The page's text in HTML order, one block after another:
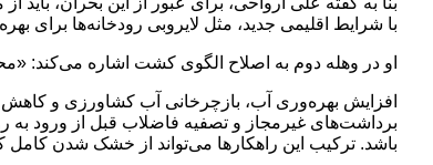
با شرایط اقلیمی جدید، مثل لایروبی رودخانه‌ها برای
او در وهله دوم به اصلاح الگوی کشت اشاره می‌کند:
افزایش بهره‌وری آب، بازچرخانی آب کشاورزی و
برداشت‌های غیرمجاز و تصفیه فاضلاب قبل از ورود به
باشد. ترکیب این راهکارها می‌تواند از خشک شدن کامل